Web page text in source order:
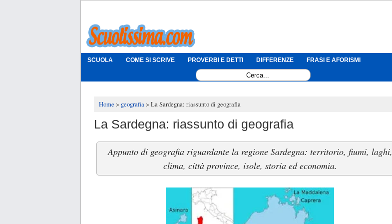
SCUOLA COME SI SCRIVE PROVERBI E DETTI DIFFERENZE FRASI E AFORISMI
Home geografia La Sardegna: riassunto di geografia
La Sardegna: riassunto di geografia
Appunto di geografia riguardante la regione Sardegna: territorio, fiumi, laghi,
clima, città province, isole, storia ed economia.